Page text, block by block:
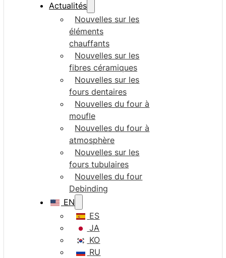
Actualités
Nouvelles sur les
éléments
chauffants
Nouvelles sur les
fibres céramiques
Nouvelles sur les
fours dentaires
Nouvelles du four à
moufle
Nouvelles du four à
atmosphère
Nouvelles sur les
fours tubulaires
Nouvelles du four
Debinding
EN
ES
JA
KO
RU